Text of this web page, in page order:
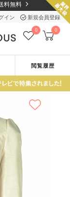
料無料
イン 新規会員登録
0 0
閲覧履歴